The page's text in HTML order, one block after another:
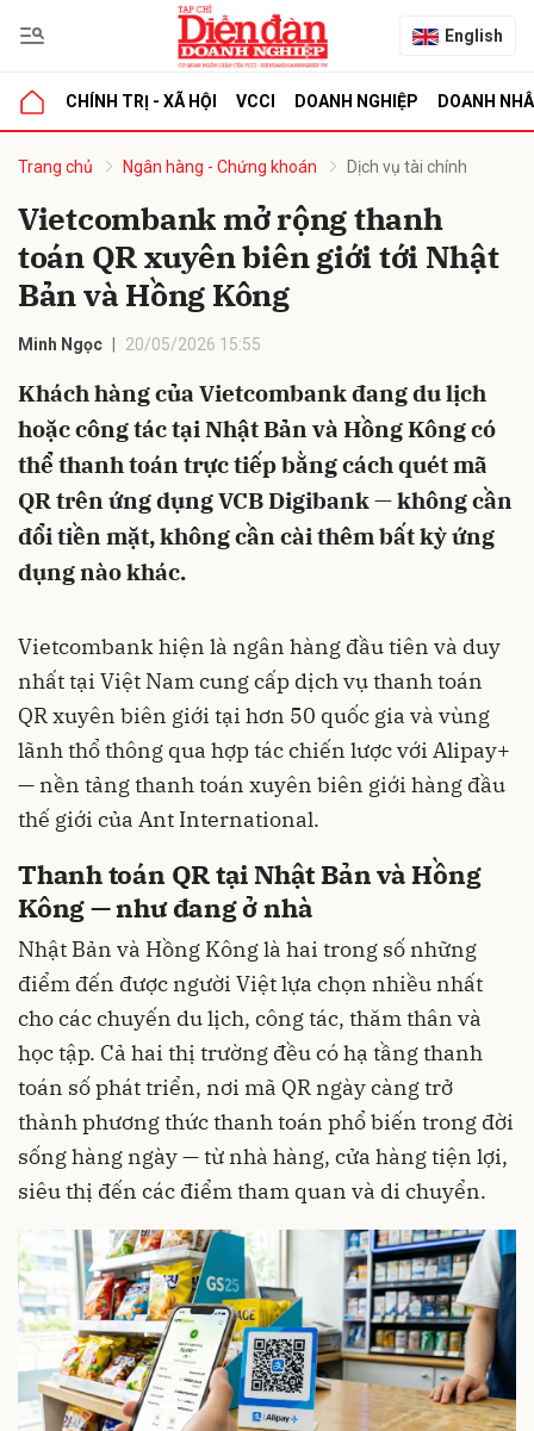
English
CHÍNH TRỊ - XÃ HỘI VCCI DOANH NGHIỆP DOANH
Trang chủ Ngân hàng - Chứng khoán Dịch vụ tài chính
Vietcombank mở rộng thanh
toán QR xuyên biên giới tới Nhật
Bản và Hồng Kông
Minh Ngọc 20/05/2026 15:55
Khách hàng của Vietcombank đang du lịch
hoặc công tác tại Nhật Bản và Hồng Kông có
thể thanh toán trực tiếp bằng cách quét mã
QR trên ứng dụng VCB Digibank — không cần
đổi tiền mặt, không cần cài thêm bất kỳ ứng
dụng nào khác.
Vietcombank hiện là ngân hàng đầu tiên và duy
nhất tại Việt Nam cung cấp dịch vụ thanh toán
QR xuyên biên giới tại hơn 50 quốc gia và vùng
lãnh thổ thông qua hợp tác chiến lược với Alipay+
— nền tảng thanh toán xuyên biên giới hàng đầu
thế giới của Ant International.
Thanh toán QR tại Nhật Bản và Hồng
Kông — như đang ở nhà
Nhật Bản và Hồng Kông là hai trong số những
điểm đến được người Việt lựa chọn nhiều nhất
cho các chuyến du lịch, công tác, thăm thân và
học tập. Cả hai thị trường đều có hạ tầng thanh
toán số phát triển, nơi mã QR ngày càng trở
thành phương thức thanh toán phổ biến trong đời
sống hàng ngày — từ nhà hàng, cửa hàng tiện lợi,
siêu thị đến các điểm tham quan và di chuyển.
luận
Hủy